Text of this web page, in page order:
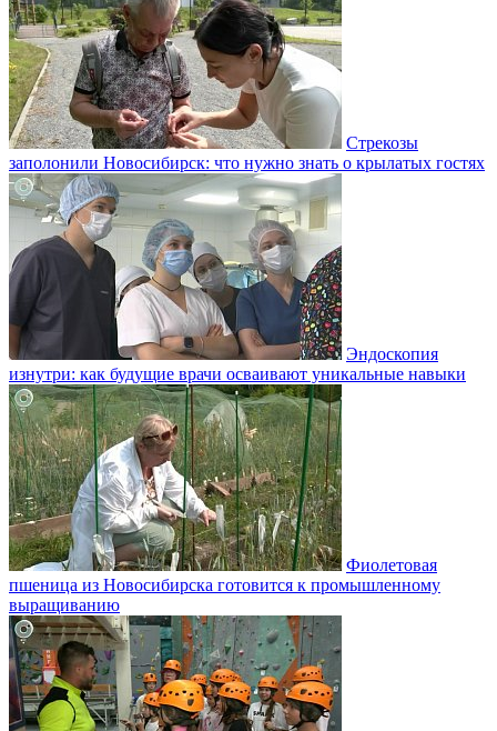
Стрекозы
заполонили Новосибирск: что нужно знать о крылатых гостях
Эндоскопия
изнутри: как будущие врачи осваивают уникальные навыки
Фиолетовая
пшеница из Новосибирска готовится к промышленному
выращиванию